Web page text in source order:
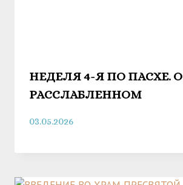
НЕДЕЛЯ 4-Я ПО ПАСХЕ. О
РАССЛАБЛЕННОМ
03.05.2026